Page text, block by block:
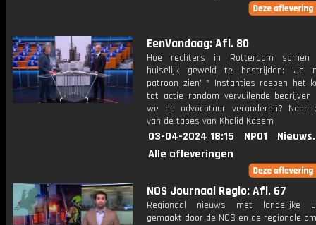
EenVandaag: Afl. 80
Hoe rechters in Rotterdam samen
huiselijk geweld te bestrijden: 'Je
patroon zien' * Instanties roepen het
tot actie rondom vervuilende bedrijven
we de advocatuur veranderen? Naar
van de tapes van Khalid Kasem
03-04-2024 18:15 NPO1
Alle afleveringen
NOS Journaal Regio: Afl. 67
Regionaal nieuws met landelijke
gemaakt door de NOS en de regionale